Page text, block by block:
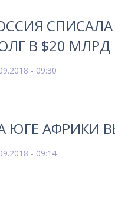
В $20 МЛРД
- 09:30
ЮГЕ АФРИКИ
- 09:14